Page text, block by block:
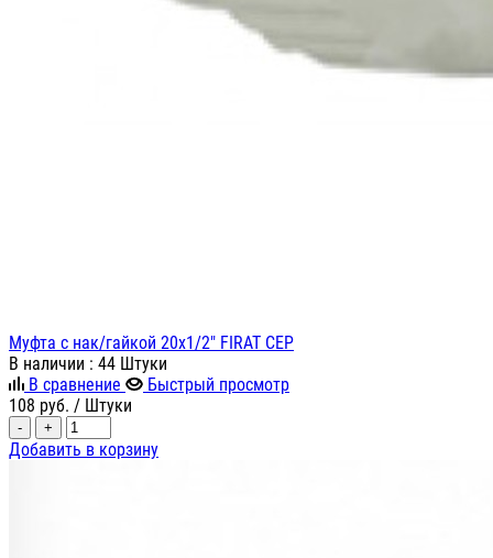
Муфта с нак/гайкой 20х1/2" FIRAT СЕР
В наличии : 44 Штуки
В сравнение
Быстрый просмотр
108 руб. / Штуки
- +
Добавить в корзину